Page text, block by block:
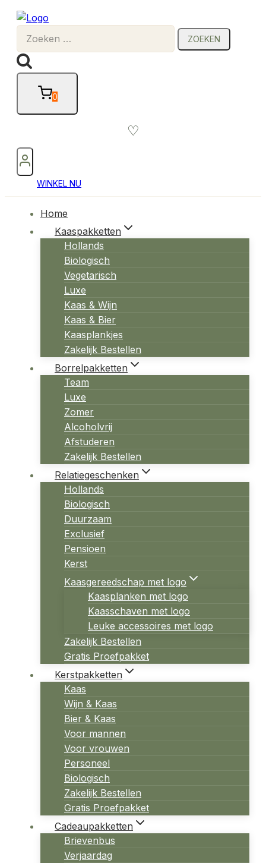
Doorgaan
naar
inhoud
naar:
0
♡
WINKEL NU
Home
Kaaspakketten
Hollands
Biologisch
Vegetarisch
Luxe
Kaas & Wijn
Kaas & Bier
Kaasplankjes
Zakelijk Bestellen
Borrelpakketten
Team
Luxe
Zomer
Alcoholvrij
Afstuderen
Zakelijk Bestellen
Relatiegeschenken
Hollands
Biologisch
Duurzaam
Exclusief
Pensioen
Kerst
Kaasgereedschap met logo
Kaasplanken met logo
Kaasschaven met logo
Leuke accessoires met logo
Zakelijk Bestellen
Gratis Proefpakket
Kerstpakketten
Kaas
Wijn & Kaas
Bier & Kaas
Voor mannen
Voor vrouwen
Personeel
Biologisch
Zakelijk Bestellen
Gratis Proefpakket
Cadeaupakketten
Brievenbus
Verjaardag